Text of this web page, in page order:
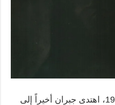
” في مطلع شهر شباط 1909، اهتدى جبران أخيراً إلى